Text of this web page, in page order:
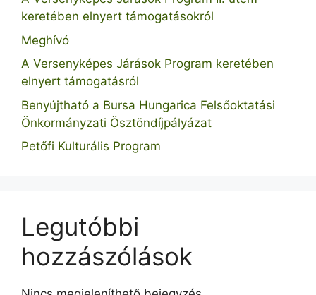
keretében elnyert támogatásokról
Meghívó
A Versenyképes Járások Program keretében
elnyert támogatásról
Benyújtható a Bursa Hungarica Felsőoktatási
Önkormányzati Ösztöndíjpályázat
Petőfi Kulturális Program
Legutóbbi
hozzászólások